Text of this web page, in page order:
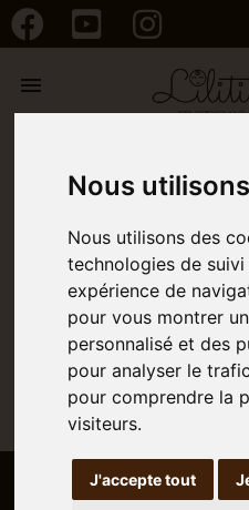
Nous
Nous utilisons des
technologies de
expérience de
pour vous montrer
personnalisé et des
pour analyser le
pour comprendre la
visiteurs.
J'accepte tout

Vous souhaitez
Notre dossier de
téléchargement, il
pour nous contacter.
En cours de rédaction.